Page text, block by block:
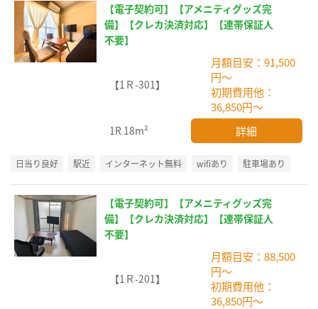
【電子契約可】【アメニティグッズ完
備】【クレカ決済対応】【連帯保証人
不要】
【1Ｒ-301】
月額目安：91,500
円～
初期費用他：
36,850円～
1R 18m² 詳細
日当り良好 駅近 インターネット無料 wifiあり 駐車場あり
【電子契約可】【アメニティグッズ完
備】【クレカ決済対応】【連帯保証人
不要】
【1Ｒ-201】
月額目安：88,500
円～
初期費用他：
36,850円～